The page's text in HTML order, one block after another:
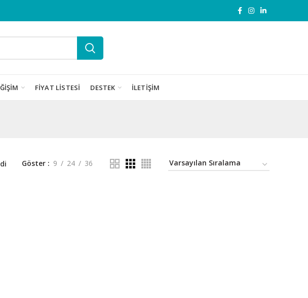
FIYAT LISTESI DESTEK İLETIŞIM
Göster 9 24 36